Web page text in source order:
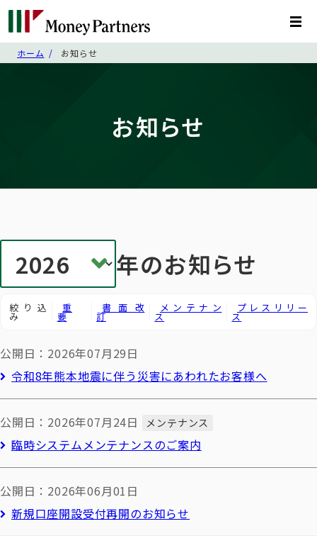
ホーム お知らせ
お知らせ
年のお知らせ
絞り込
み
重
要
書面改
訂
メンテナン
ス
プレスリリー
ス
公開日：2026年07月29日
令和8年熊本地震に伴う災害にあわれたお客様へ
公開日：2026年07月24日 メンテナンス
臨時システムメンテナンスのご案内
公開日：2026年06月01日
新規口座開設受付再開のお知らせ